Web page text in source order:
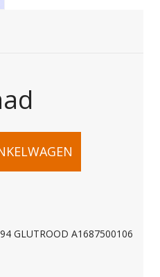
GLUTROOD A1687500106